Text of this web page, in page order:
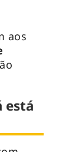
aos
está